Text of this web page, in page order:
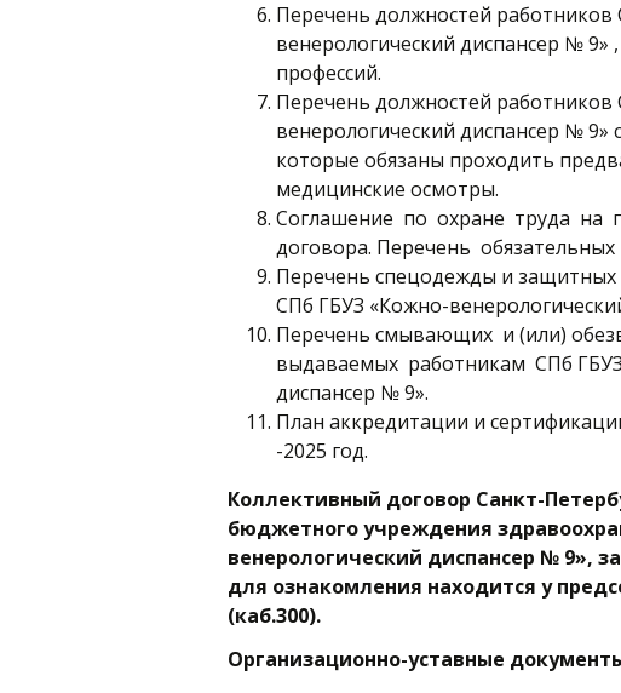
Перечень должностей
венерологический диспансер №
профессий.
Перечень должностей
венерологический диспансер №
которые обязаны проходить
медицинские осмотры.
Соглашение по охране труда на
договора. Перечень
Перечень спецодежды и
СПб ГБУЗ «Кожно-
Перечень смывающих и (или)
выдаваемых работникам СПб
диспансер № 9».
План аккредитации и
-2025 год.
Коллективный договор Санкт-
бюджетного учреждения
венерологический диспансер № 9»,
для ознакомления находится у
(каб.300).
Организационно-уставные